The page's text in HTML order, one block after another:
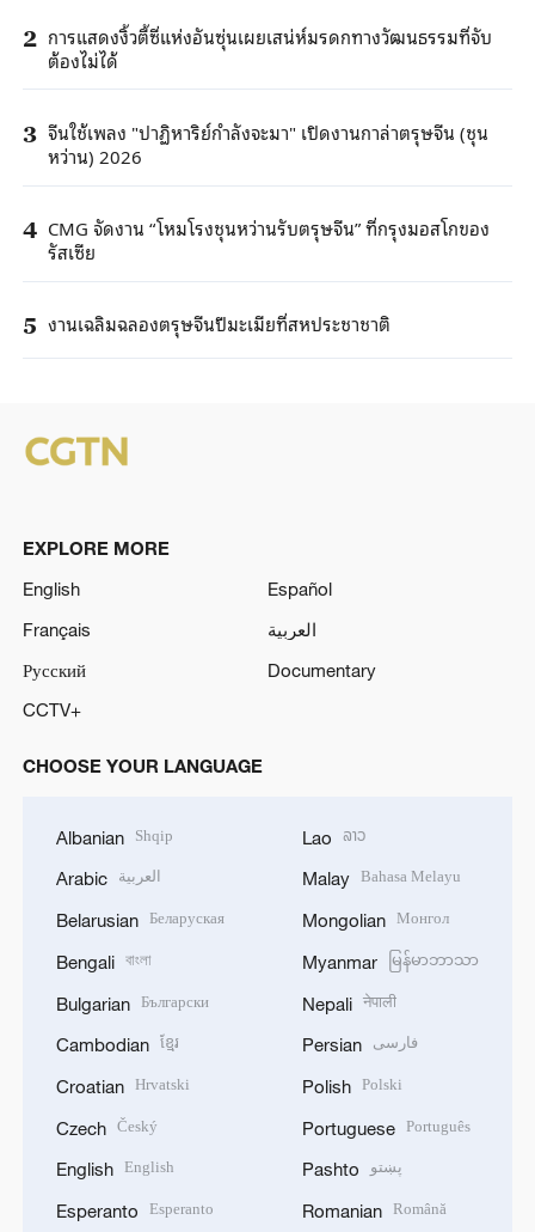
2 การแสดงงิ้วตี้ซี่แห่งอันซุ่นเผยเสน่ห์มรดกทางวัฒนธรรมที่จับ
ต้องไม่ได้
3 จีนใช้เพลง "ปาฏิหาริย์กำลังจะมา" เปิดงานกาล่าตรุษจีน (ชุน
หว่าน) 2026
4 CMG จัดงาน “โหมโรงชุนหว่านรับตรุษจีน” ที่กรุงมอสโกของ
รัสเซีย
5 งานเฉลิมฉลองตรุษจีนปีมะเมียที่สหประชาชาติ
EXPLORE MORE
English
Español
Français
العربية
Русский
Documentary
CCTV+
CHOOSE YOUR LANGUAGE
Albanian Shqip
Arabic العربية
Belarusian Беларуская
Bengali বাংলা
Bulgarian Български
Cambodian ខ្មែរ
Croatian Hrvatski
Czech Český
English English
Esperanto Esperanto
Lao ລາວ
Malay Bahasa Melayu
Mongolian Монгол
Myanmar မြန်မာဘာသာ
Nepali नेपाली
Persian فارسی
Polish Polski
Portuguese Português
Pashto پښتو
Romanian Română